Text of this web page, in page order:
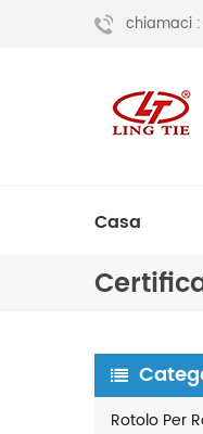
chiamaci
Casa
Rotolo Per